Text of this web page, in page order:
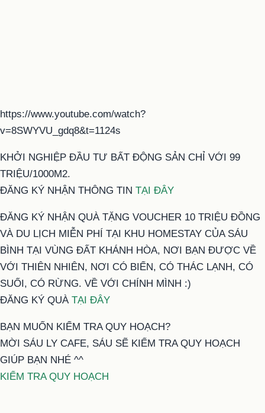
https://www.youtube.com/watch?
v=8SWYVU_gdq8&t=1124s
KHỞI NGHIỆP ĐẦU TƯ BẤT ĐỘNG SẢN CHỈ VỚI 99
TRIỆU/1000M2.
ĐĂNG KÝ NHẬN THÔNG TIN TẠI ĐÂY
ĐĂNG KÝ NHẬN QUÀ TẶNG VOUCHER 10 TRIỆU ĐỒNG
VÀ DU LỊCH MIỄN PHÍ TẠI KHU HOMESTAY CỦA SÁU
BÌNH TẠI VÙNG ĐẤT KHÁNH HÒA, NƠI BẠN ĐƯỢC VỀ
VỚI THIÊN NHIÊN, NƠI CÓ BIỂN, CÓ THÁC LẠNH, CÓ
SUỐI, CÓ RỪNG. VỀ VỚI CHÍNH MÌNH :)
ĐĂNG KÝ QUÀ TẠI ĐÂY
BẠN MUỐN KIỂM TRA QUY HOẠCH?
MỜI SÁU LY CAFE, SÁU SẼ KIỂM TRA QUY HOẠCH
GIÚP BẠN NHÉ ^^
KIỂM TRA QUY HOẠCH